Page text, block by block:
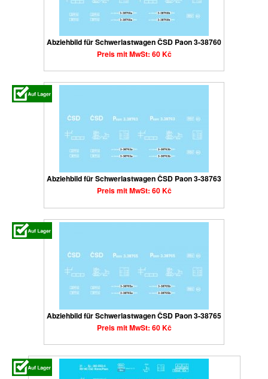
Abziehbild für Schwerlastwagen ČSD Paon 3-38760
Preis mit MwSt: 60 Kč
Abziehbild für Schwerlastwagen ČSD Paon 3-38763
Preis mit MwSt: 60 Kč
Abziehbild für Schwerlastwagen ČSD Paon 3-38765
Preis mit MwSt: 60 Kč